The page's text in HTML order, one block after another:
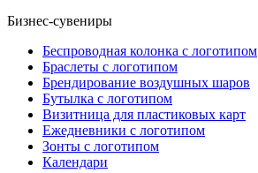
Бизнес-сувениры
Беспроводная колонка с логотипом
Браслеты с логотипом
Брендирование воздушных шаров
Бутылка с логотипом
Визитница для пластиковых карт
Ежедневники с логотипом
Зонты с логотипом
Календари